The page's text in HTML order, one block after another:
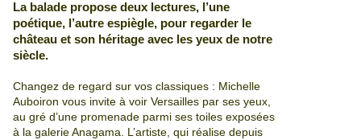
La balade propose deux lectures, l’une
poétique, l’autre espiègle, pour regarder le
château et son héritage avec les yeux de notre
siècle.
Changez de regard sur vos classiques : Michelle
Auboiron vous invite à voir Versailles par ses yeux,
au gré d’une promenade parmi ses toiles exposées
à la galerie Anagama. L’artiste, qui réalise depuis